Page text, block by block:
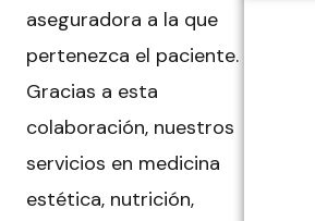
aseguradora a la que
pertenezca el paciente.
Gracias a esta
colaboración, nuestros
servicios en medicina
estética, nutrición,